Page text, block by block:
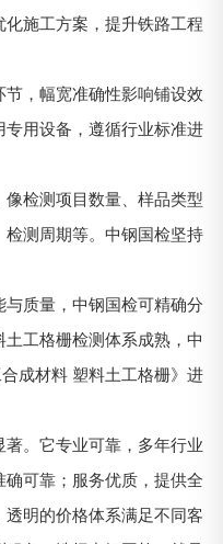
施工方案，提升铁路工程
，幅宽准确性影响铺设效
用设备，遵循行业标准进
检测项目数量、样品类型
测周期等。中钢国检坚持
质量，中钢国检可精确分
工格栅检测体系成熟，中
成材料 塑料土工格栅》进
。它专业可靠，多年行业
可靠；服务优质，提供全
明的价格体系满足不同客